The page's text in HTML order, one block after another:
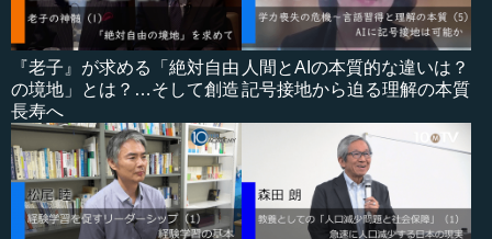
『老子』が求める「絶対自由
の境地」とは？…そして創造
長寿へ
人間とAIの本質的な違いは？
記号接地から迫る理解の本質